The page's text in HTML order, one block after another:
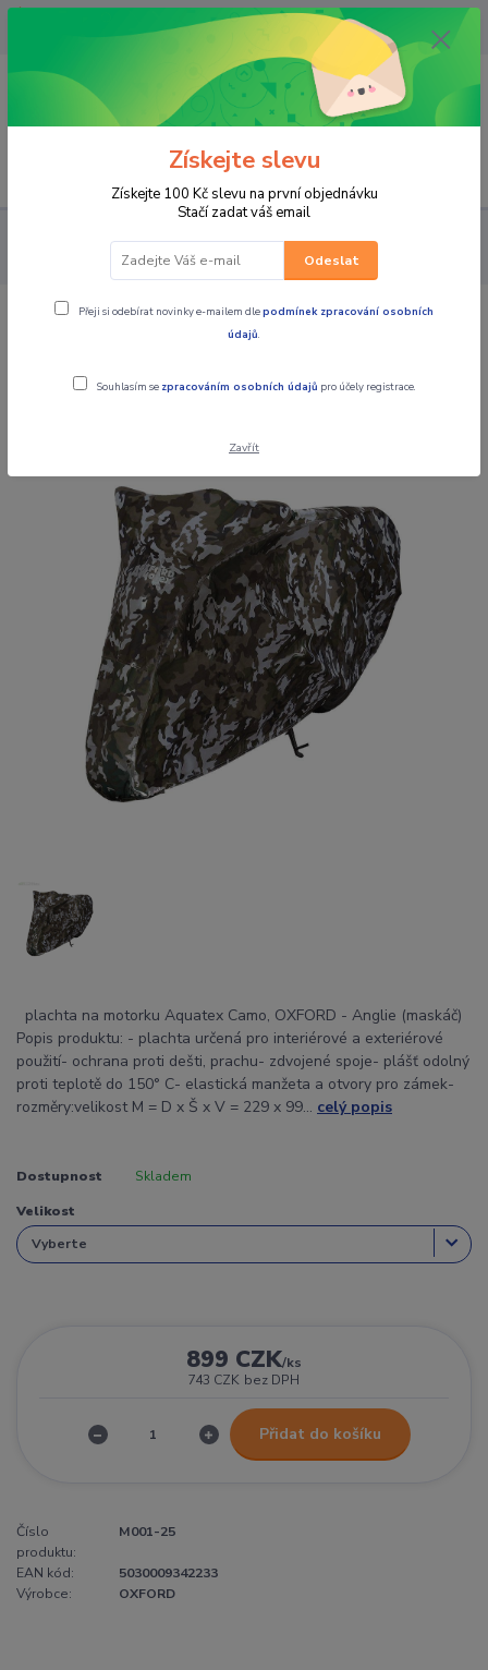
OPAVA 733537099/HLUČÍN
734541648/OLOMOUC 734593593
0,00 CZK
PRO STROJE MOTO PŘÍSLUŠENSTVÍ
MOTO PLACHTY
Oxford plachta na motorku Aquatex Camo
Oxford plachta na motorku Aquatex
plachta na motorku Aquatex Camo, OXFORD - Anglie (maskáč)
Popis produktu: - plachta určená pro interiérové a exteriérové
použití- ochrana proti dešti, prachu- zdvojené spoje- plášť odolný
proti teplotě do 150° C- elastická manžeta a otvory pro zámek-
rozměry:velikost M = D x Š x V = 229 x 99... celý popis
Dostupnost Skladem
Velikost
899 CZK/ks
743 CZK bez DPH
Přidat do košíku
Číslo
produktu:
M001-25
EAN kód:
5030009342233
Výrobce:
OXFORD
Získejte slevu
Získejte 100 Kč slevu na první objednávku
Stačí zadat váš email
Odeslat
Přeji si odebírat novinky e-mailem dlepodmínek zpracování osobních
údajů.
Souhlasím se zpracováním osobních údajů pro účely registrace.
Zavřít